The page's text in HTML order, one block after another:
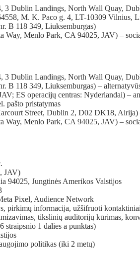
3 Dublin Landings, North Wall Quay,
M. K. Paco g. 4, LT-10309 Vilnius,
B 118 349, Liuksemburgas)
Way, Menlo Park, CA 94025, JAV) –
3 Dublin Landings, North Wall Quay,
B 118 349, Liuksemburgas) –
ES operacijų centras: Nyderlandai) –
pašto pristatymas
Street, Dublin 2, D02 DK18, Airija)
Way, Menlo Park, CA 94025, JAV) –
JAV)
94025, Jungtinės Amerikos Valstijos
Pixel, Audience Network
pirkimų informacija, užšifruoti
tikslinių auditorijų kūrimas,
straipsnio 1 dalies a punktas)
politikas (iki 2 metų)